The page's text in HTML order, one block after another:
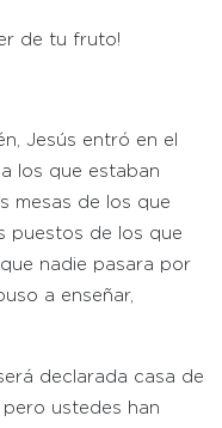
de tu fruto!
Jesús entró en el
los que estaban
mesas de los que
puestos de los que
nadie pasara por
a enseñar,
declarada casa de
ustedes han